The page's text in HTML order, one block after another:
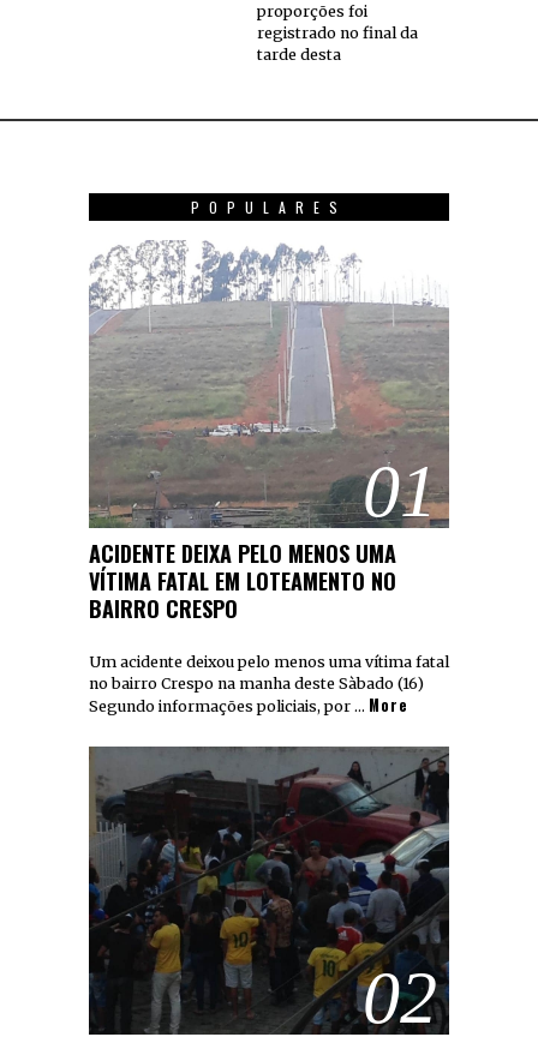
proporções foi
registrado no final da
tarde desta
POPULARES
01
ACIDENTE DEIXA PELO MENOS UMA
VÍTIMA FATAL EM LOTEAMENTO NO
BAIRRO CRESPO
Um acidente deixou pelo menos uma vítima fatal
no bairro Crespo na manha deste Sàbado (16)
Segundo informações policiais, por … More
02